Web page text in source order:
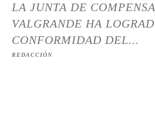
LA JUNTA DE
VALGRANDE HA
CONFORMIDAD DEL...
REDACCIÓN